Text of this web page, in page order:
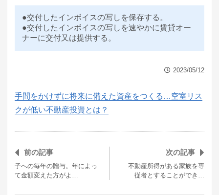
●交付したインボイスの写しを保存する。
●交付したインボイスの写しを速やかに賃貸オー
ナーに交付又は提供する。
2023/05/12
手間をかけずに将来に備えた資産をつくる…空室リス
クが低い不動産投資とは？
前の記事
子への毎年の贈与。年によっ
て金額変えた方がよ…
次の記事
不動産所得がある家族を専
従者とすることができ…